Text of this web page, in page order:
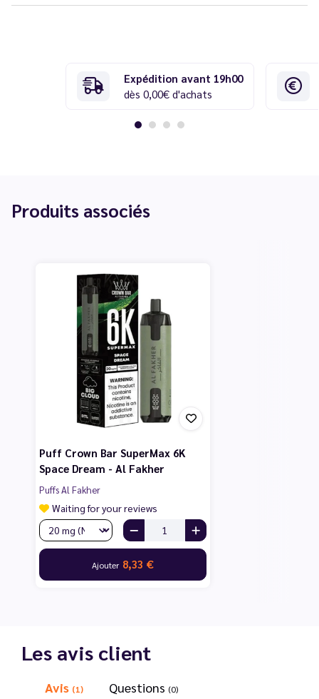
Expédition avant 19h00
dès 0,00€ d'achats
Produits associés
Puff Crown Bar SuperMax 6K
Space Dream - Al Fakher
Puffs Al Fakher
Waiting for your reviews
Ajouter 8,33 €
Les avis client
Avis (1) Questions (0)